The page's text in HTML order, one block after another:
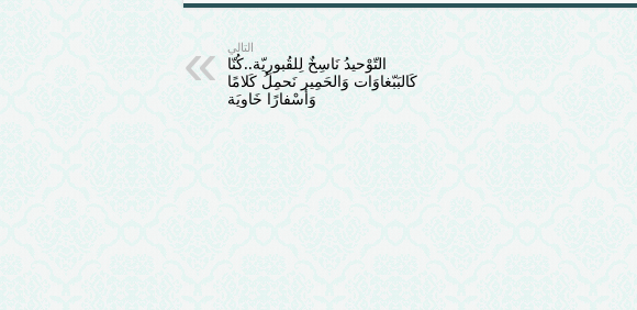
التالي
التّوْحيدُ نَاسِخٌ لِلقُبورِيّة..كُنّا
كَالبَبّغاوَات وَالحَمِير نَحمِلُ كَلامًا
وَأسْفارًا خَاوِيَة